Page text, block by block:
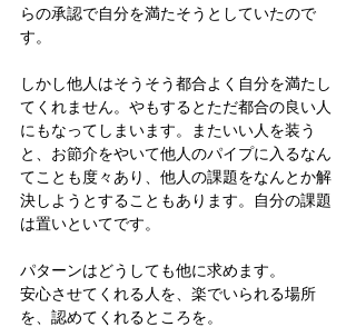
らの承認で自分を満たそうとしていたので
す。
しかし他人はそうそう都合よく自分を満たし
てくれません。やもするとただ都合の良い人
にもなってしまいます。またいい人を装う
と、お節介をやいて他人のパイプに入るなん
てことも度々あり、他人の課題をなんとか解
決しようとすることもあります。自分の課題
は置いといてです。
パターンはどうしても他に求めます。
安心させてくれる人を、楽でいられる場所
を、認めてくれるところを。